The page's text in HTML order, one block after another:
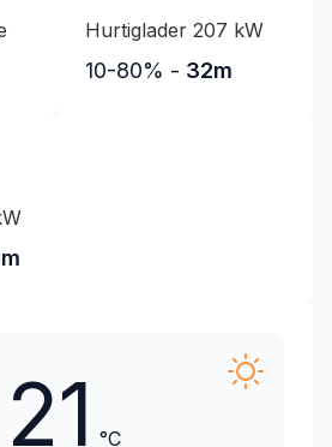
Hurtiglader 207 kW
10-80% - 32m
21 °C